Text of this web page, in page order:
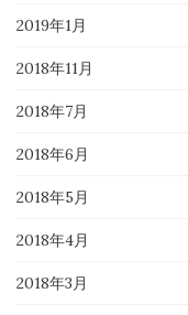
2019年1月
2018年11月
2018年7月
2018年6月
2018年5月
2018年4月
2018年3月